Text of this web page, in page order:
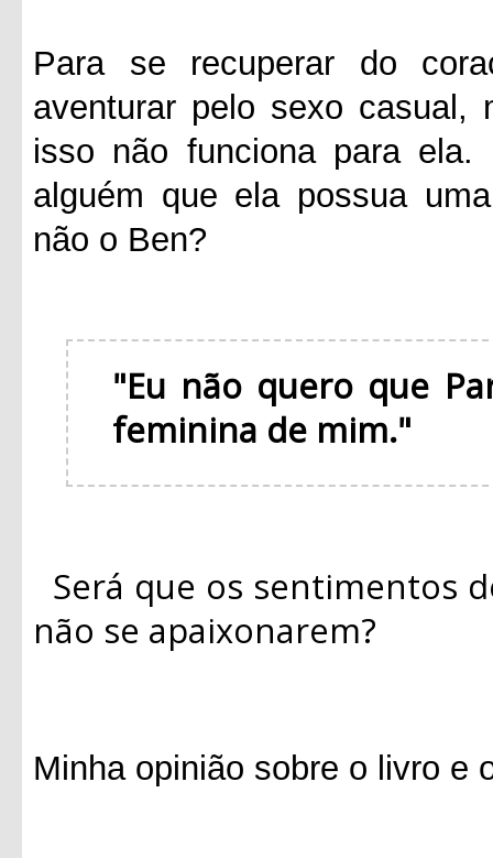
Para se recuperar do
aventurar pelo sexo casual,
isso não funciona para
alguém que ela possua
não o Ben?
"Eu não quero que
feminina de mim."
Será que os sentimentos
não se apaixonarem?
Minha opinião sobre o livro e